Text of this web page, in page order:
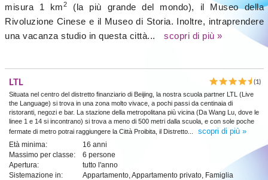
misura 1 km2
(la più grande del mondo), il Museo della
Rivoluzione Cinese e il Museo di Storia. Inoltre, intraprendere
una vacanza studio in questa città...
scopri di più »
LTL (1)
Situata nel centro del distretto finanziario di Beijing, la nostra scuola partner LTL (Live
the Language) si trova in una zona molto vivace, a pochi passi da centinaia di
ristoranti, negozi e bar. La stazione della metropolitana più vicina (Da Wang Lu, dove le
linee 1 e 14 si incontrano) si trova a meno di 500 metri dalla scuola, e con sole poche
fermate di metro potrai raggiungere la Città Proibita, il Distretto...
scopri di più »
Età minima:
16 anni
Massimo per classe:
6 persone
Apertura:
tutto l'anno
Sistemazione in:
Appartamento, Appartamento privato, Famiglia